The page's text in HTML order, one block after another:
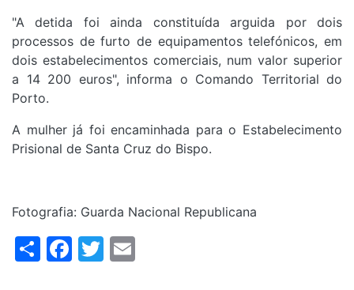
"A detida foi ainda constituída arguida por dois
processos de furto de equipamentos telefónicos, em
dois estabelecimentos comerciais, num valor superior
a 14 200 euros", informa o Comando Territorial do
Porto.
A mulher já foi encaminhada para o Estabelecimento
Prisional de Santa Cruz do Bispo.
Fotografia: Guarda Nacional Republicana
ShareFacebook
Twitter